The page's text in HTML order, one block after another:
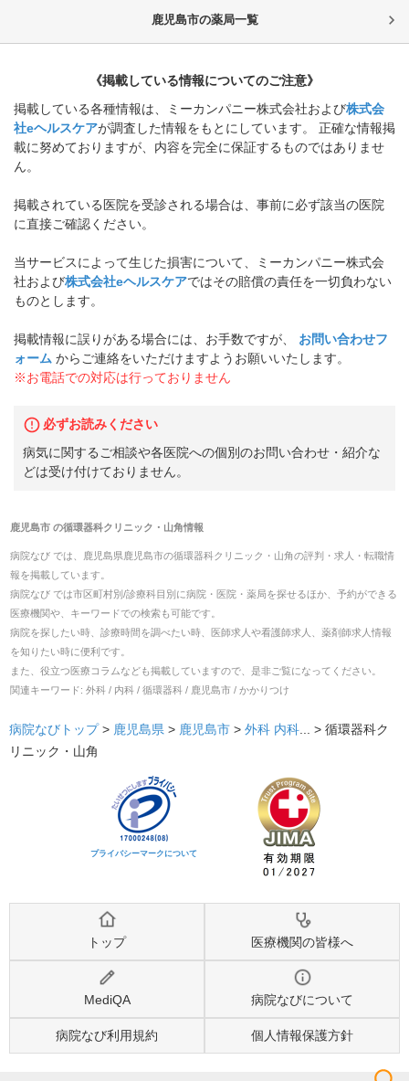
鹿児島市の薬局一覧
《掲載している情報についてのご注意》
掲載している各種情報は、ミーカンパニー株式会社および株式会
社eヘルスケアが調査した情報をもとにしています。 正確な情報掲
載に努めておりますが、内容を完全に保証するものではありませ
ん。
掲載されている医院を受診される場合は、事前に必ず該当の医院
に直接ご確認ください。
当サービスによって生じた損害について、ミーカンパニー株式会
社および株式会社eヘルスケアではその賠償の責任を一切負わない
ものとします。
掲載情報に誤りがある場合には、お手数ですが、
お問い合わせフ
ォーム からご連絡をいただけますようお願いいたします。
※お電話での対応は行っておりません
必ずお読みください
病気に関するご相談や各医院への個別のお問い合わせ・紹介な
どは受け付けておりません。
鹿児島市の循環器科クリニック・山角情報
病院なび では、 鹿児島県 鹿児島市の循環器科クリニック・山角の評判・求人・転職情
報を掲載しています。
病院なび では市区町村別/診療科目別に病院・医院・薬局を探せるほか、予約ができる
医療機関や、キーワードでの検索も可能です。
病院を探したい時、診療時間を調べたい時、医師求人や看護師求人、薬剤師求人情報
を知りたい時に便利です。
また、役立つ医療コラムなども掲載していますので、是非ご覧になってください。
関連キーワード: 外科 / 内科 / 循環器科 / 鹿児島市 / かかりつけ
病院なびトップ > 鹿児島県 > 鹿児島市 > 外科 内科... > 循環器科ク
リニック・山角
プライバシーマークについて
トップ 医療機関の皆様へ
MediQA 病院なびについて
病院なび利用規約 個人情報保護方針